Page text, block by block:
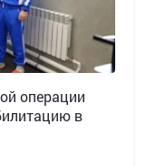
операции
в